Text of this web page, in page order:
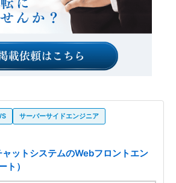
サーバーサイドエンジニア
ットシステムのWebフロントエン
ト）